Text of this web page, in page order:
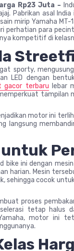
Rp23 Juta –
Pabrikan asal
mirip Yamaha MT-
perhatian para
kompetitif di
sporty,
LED dengan
gacor terbaru lebar
tampilan
motor ini
langsung
bike ini dengan
harian. Mesin
sehingga cocok
proses
tetap halus
motor ini